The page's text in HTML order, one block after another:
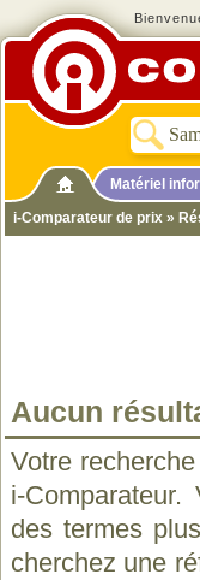
Matériel
i-Comparateur de prix »
Aucun
Votre
i-
des termes
cherchez une